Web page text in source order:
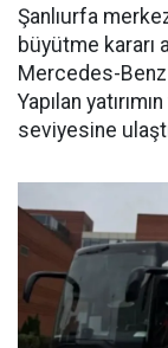
Şanlıurfa
büyütme kararı
Mercedes-
Yapılan
seviyesine